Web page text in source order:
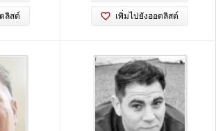
ลิสต์ เพิ่มไปยังฮอตลิสต์